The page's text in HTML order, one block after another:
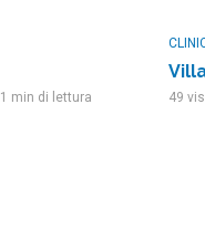
1 min di lettura 49